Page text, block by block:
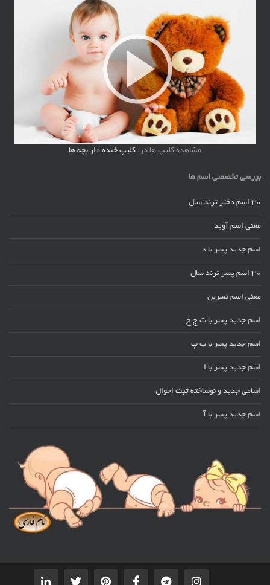
مشاهده کلیپ ها در: کلیپ خنده دار بچه ها
بررسی تخصصی اسم ها
30 اسم دختر ترند سال
معنی اسم آوید
اسم جدید پسر با د
30 اسم پسر ترند سال
معنی اسم نسرین
اسم جدید پسر با ت ج خ
اسم جدید پسر با ب پ
اسم جدید پسر با ا
اسامی جدید و نوساخته ثبت احوال
اسم جدید پسر با آ